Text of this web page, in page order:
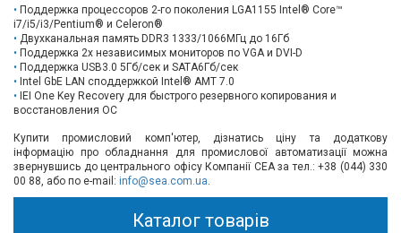
Поддержка процессоров 2-го поколения LGA1155 Intel® Core™
i7/i5/i3/Pentium® и Celeron®
Двухканальная память DDR3 1333/1066MГц до 16Гб
Поддержка 2х независимых мониторов по VGA и DVI-D
Поддержка USB3.0 5Гб/сек и SATA6Гб/сек
Intel GbE LAN споддержкой Intel® AMT 7.0
IEI One Key Recovery для быстрого резервного копирования и
восстановления ОС
Купити промисловий комп'ютер, дізнатись ціну та додаткову
інформацію про обладнання для промислової автоматизації можна
звернувшись до центрального офісу Компанії СЕА за тел.: +38 (044) 330
00 88, або по e-mail: info@sea.com.ua.
Каталог товарів